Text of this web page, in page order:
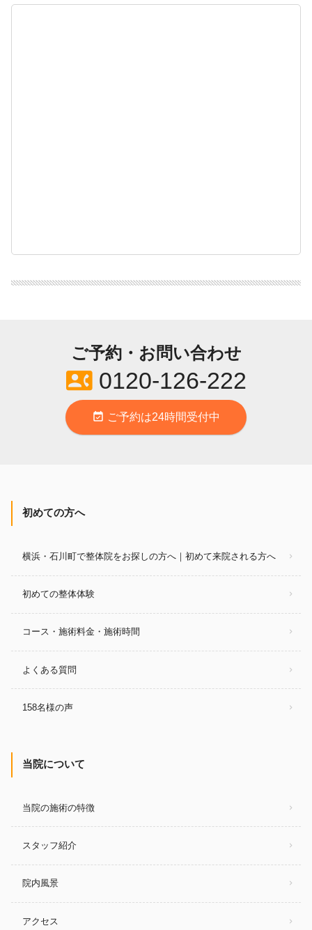
ご予約・お問い合わせ
contact_phone0120-126-222
event_available ご予約は24時間受付中
初めての方へ
横浜・石川町で整体院をお探しの方へ｜初めて来院される方へ
初めての整体体験
コース・施術料金・施術時間
よくある質問
158名様の声
当院について
当院の施術の特徴
スタッフ紹介
院内風景
アクセス